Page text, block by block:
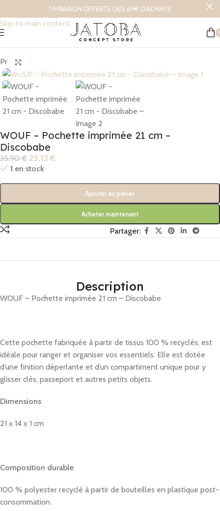
LIVRAISON OFFERTE DES 69€ D’ACHATS
Skip to navigation
Skip to main content
Accueil
Promo !
WOUF – Pochette imprimée 21 cm –
Discobabe
35,90€ 25,13€
1 en stock
Ajouter au panier
Acheter maintenant
Partager:
Description
WOUF – Pochette imprimée 21 cm – Discobabe
Cette pochette fabriquée à partir de tissus 100 % recyclés, est
idéale pour ranger et organiser vos essentiels. Elle est dotée
d’une finition déperlante et d’un compartiment unique pour y
glisser clés, passeport et autres petits objets.
Dimensions
21 x 14 x 1 cm
Composition durable
100 % polyester recyclé à partir de bouteilles en plastique post-
consommation.